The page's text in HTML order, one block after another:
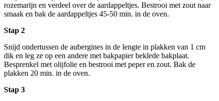
rozemarijn en verdeel over de aardappeltjes. Bestrooi met zout naar
smaak en bak de aardappeltjes 45-50 min. in de oven.
Stap 2
Snijd ondertussen de aubergines in de lengte in plakken van 1 cm
dik en leg ze op een andere met bakpapier beklede bakplaat.
Besprenkel met olijfolie en bestrooi met peper en zout. Bak de
plakken 20 min. in de oven.
Stap 3